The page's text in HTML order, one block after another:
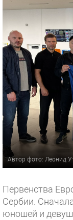
Автор фото: Леонид
Первенства
Сербии.
юношей и